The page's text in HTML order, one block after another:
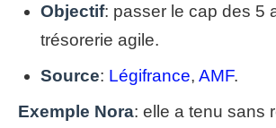
Objectif: passer le cap des 5
trésorerie agile.
Source: Légifrance, AMF.
Exemple Nora: elle a tenu sans